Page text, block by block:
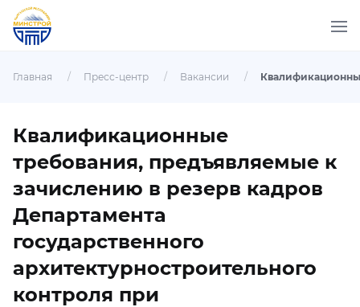
Главная / Пресс-центр / Вакансии /
Квалификационные
требования, предъявляемые к
зачислению в резерв кадров
Департамента
государственного
архитектурностроительного
контроля при